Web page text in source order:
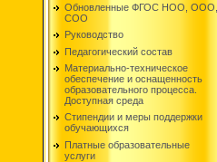
Обновленные ФГОС НОО, ООО,
СОО
Руководство
Педагогический состав
Материально-техническое
обеспечение и оснащенность
образовательного процесса.
Доступная среда
Стипендии и меры поддержки
обучающихся
Платные образовательные
услуги